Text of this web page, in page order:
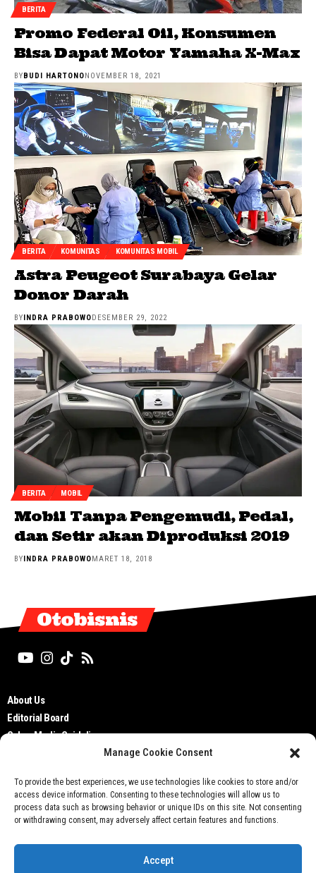
Manage Cookie Consent
To provide the best experiences, we use technologies like cookies to store and/or
access device information. Consenting to these technologies will allow us to
process data such as browsing behavior or unique IDs on this site. Not consenting
or withdrawing consent, may adversely affect certain features and functions.
Accept
BERITA
Promo Federal Oil, Konsumen
Bisa Dapat Motor Yamaha X-Max
BYBUDI HARTONONOVEMBER 18, 2021
BERITA KOMUNITAS KOMUNITAS MOBIL
Astra Peugeot Surabaya Gelar
Donor Darah
BYINDRA PRABOWODESEMBER 29, 2022
BERITA MOBIL
Mobil Tanpa Pengemudi, Pedal,
dan Setir akan Diproduksi 2019
BY INDRA PRABOWO MARET 18, 2018
Otobisnis
About Us
Editorial Board
Cyber Media Guidelines
Privacy Policy
Contact Us